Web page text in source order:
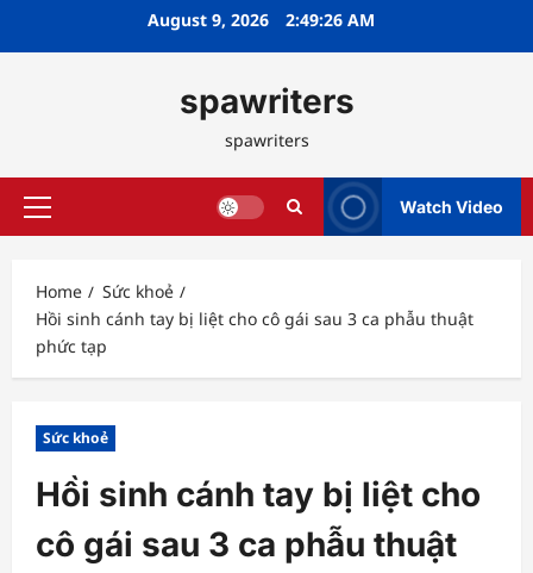
August 9, 2026 2:49:27 AM
spawriters
spawriters
Primary
Watch Video
Home
Sức khoẻ
Hồi sinh cánh tay bị liệt cho cô gái sau 3 ca phẫu thuật
phức tạp
Sức khoẻ
Hồi sinh cánh tay bị liệt cho
cô gái sau 3 ca phẫu thuật